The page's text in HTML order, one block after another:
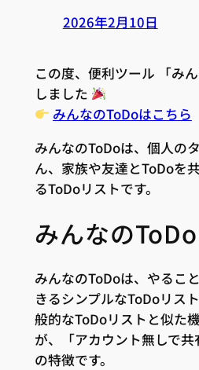
2026年2月10日
この度、便利ツール 「み
しました
みんなのToDoはこちら
みんなのToDoは、個人の
ん、家族や友達とToDoを
るToDoリストです。
みんなの
みんなのToDoは、やるこ
きるシンプルなToDoリス
般的なToDoリストと似た
が、「アカウント無しで
の特徴です。